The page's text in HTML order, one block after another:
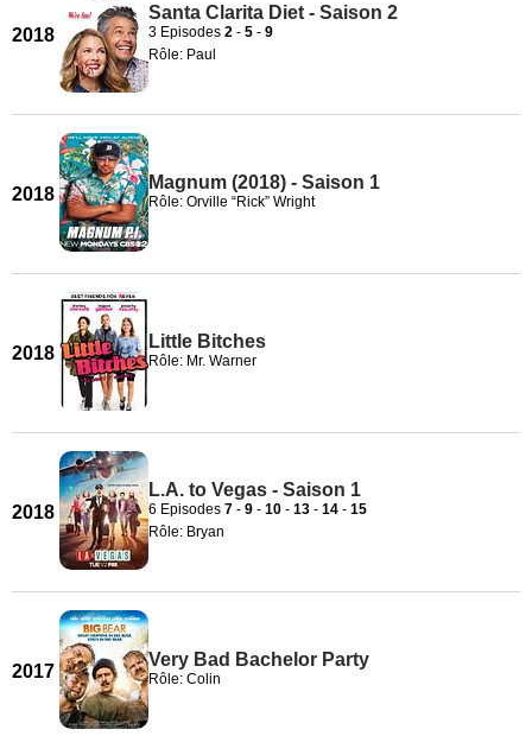
2018
Santa Clarita Diet - Saison 2
3 Episodes 2 - 5 - 9
Rôle: Paul
2018
Magnum (2018) - Saison 1
Rôle: Orville “Rick” Wright
2018
Little Bitches
Rôle: Mr. Warner
2018
L.A. to Vegas - Saison 1
6 Episodes 7 - 9 - 10 - 13 - 14 - 15
Rôle: Bryan
2017
Very Bad Bachelor Party
Rôle: Colin